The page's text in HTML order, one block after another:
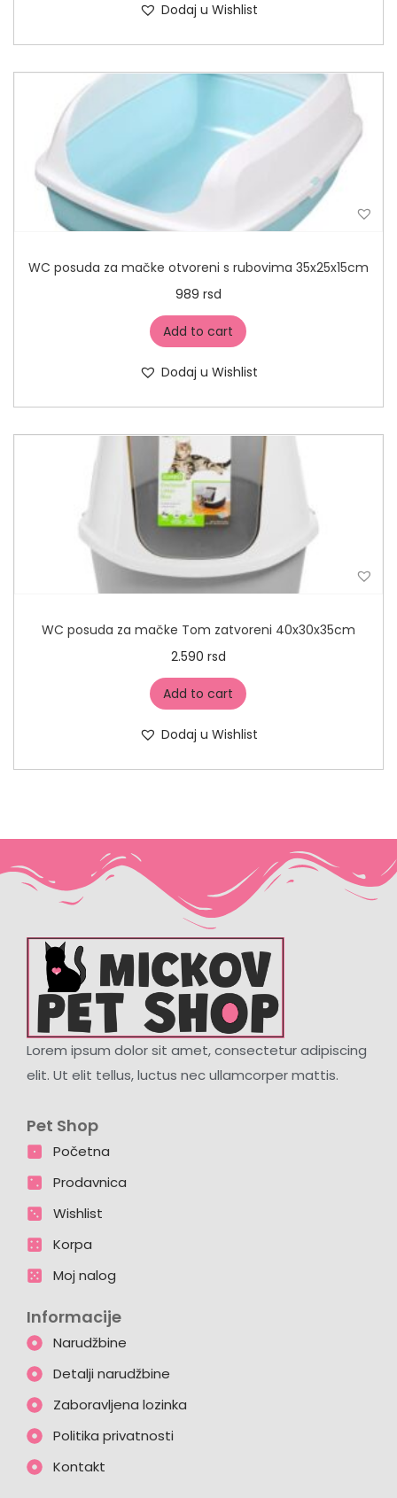
Dodaj u Wishlist
WC posuda za mačke otvoreni s rubovima 35x25x15cm
989 rsd
Add to cart
Dodaj u Wishlist
WC posuda za mačke Tom zatvoreni 40x30x35cm
2.590 rsd
Add to cart
Dodaj u Wishlist
Lorem ipsum dolor sit amet, consectetur adipiscing
elit. Ut elit tellus, luctus nec ullamcorper mattis.
Pet Shop
Početna
Prodavnica
Wishlist
Korpa
Moj nalog
Informacije
Narudžbine
Detalji narudžbine
Zaboravljena lozinka
Politika privatnosti
Kontakt